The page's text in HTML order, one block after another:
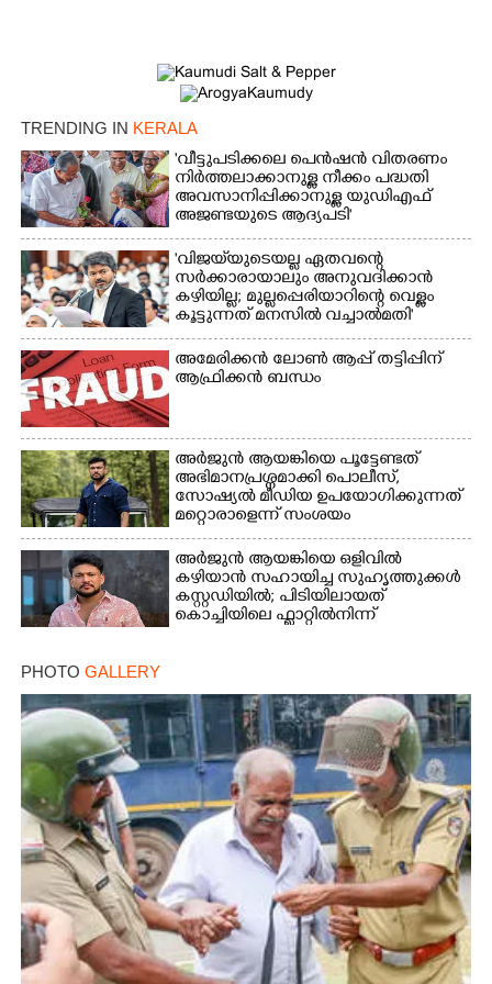
TRENDING IN KERALA
'വീട്ടുപടിക്കലെ പെൻഷൻ വിതരണം
നിർത്തലാക്കാനുള്ള നീക്കം പദ്ധതി
അവസാനിപ്പിക്കാനുള്ള യുഡിഎഫ്
അജണ്ടയുടെ ആദ്യപടി'
'വിജയ്‌യുടെയല്ല ഏതവന്റെ
സർക്കാരായാലും അനുവദിക്കാൻ
കഴിയില്ല; മുല്ലപ്പെരിയാറിന്റെ വെള്ളം
കൂട്ടുന്നത് മനസിൽ വച്ചാൽമതി'
അമേരിക്കൻ ലോൺ ആപ്പ് തട്ടിപ്പിന്
ആഫ്രിക്കൻ ബന്ധം
അർജുൻ ആയങ്കിയെ പൂട്ടേണ്ടത്
അഭിമാനപ്രശ്നമാക്കി പൊലീസ്,
സാേഷ്യൽ മീഡിയ ഉപയോഗിക്കുന്നത്
മറ്റൊരാളെന്ന് സംശയം
അർജുൻ ആയങ്കിയെ ഒളിവിൽ
കഴിയാൻ സഹായിച്ച സുഹൃത്തുക്കൾ
കസ്റ്റഡിയിൽ; പിടിയിലായത്
കൊച്ചിയിലെ ഫ്ലാറ്റിൽനിന്ന്
PHOTO GALLERY